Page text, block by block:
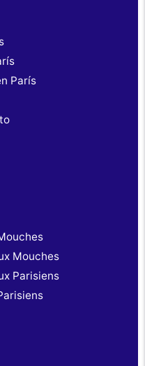
París
Mouches
Parisiens